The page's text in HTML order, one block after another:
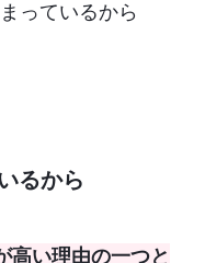
っているから
るから
高い理由の一つと